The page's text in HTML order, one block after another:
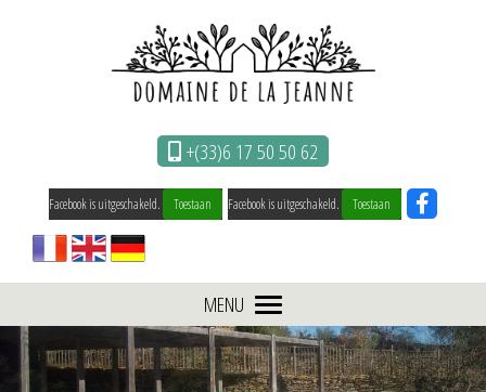
+(33)6 17 50 50 62
Facebook is uitgeschakeld. Toestaan Facebook is uitgeschakeld. Toestaan
MENU